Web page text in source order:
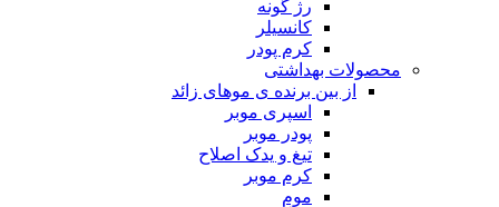
رژ گونه
کانسیلر
کرم پودر
محصولات بهداشتی
از بین برنده ی موهای زائد
اسپری موبر
پودر موبر
تیغ و یدک اصلاح
کرم موبر
موم